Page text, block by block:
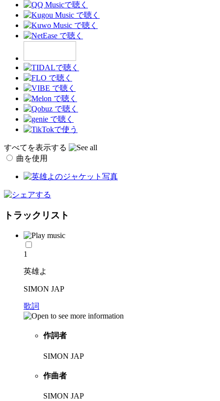
すべてを表示する
曲を使用
トラックリスト
1
英雄よ
SIMON JAP
歌詞
作詞者
SIMON JAP
作曲者
SIMON JAP